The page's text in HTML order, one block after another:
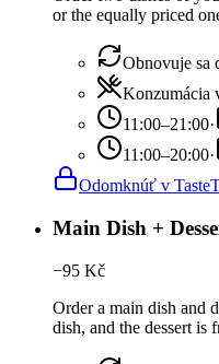
or the equally priced
Obnovuje sa
Konzumácia
11:00–21:00·
11:00–20:00·
Odomknúť v
Main Dish +
−95 Kč
Order a main dish and
dish, and the dessert is